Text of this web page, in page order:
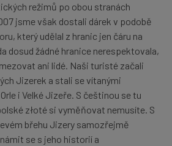
režimů po obou stranách
jsme však dostali dárek v podobě
který udělal z hranic jen čáru na
dosud žádné hranice nerespektovala,
ani lidé. Naši turisté začali
Jizerek a stali se vítanými
i Velké Jizeře. S češtinou se tu
złoté si vyměňovat nemusíte. S
břehu Jizery samozřejmě
se s jeho historií a